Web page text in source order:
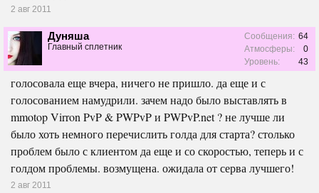
2 авг 2011
Дуняша
Главный сплетник
Сообщения: 64
Атмосферы:
0
Уровень:
43
голосовала еще вчера, ничего не пришло. да еще и с
голосованием намудрили. зачем надо было выставлять в
mmotop Virron PvP & PWPvP и PWPvP.net ? не лучше ли
было хоть немного перечислить голда для старта? столько
проблем было с клиентом да еще и со скоростью, теперь и с
голдом проблемы. возмущена. ожидала от серва лучшего!
2 авг 2011